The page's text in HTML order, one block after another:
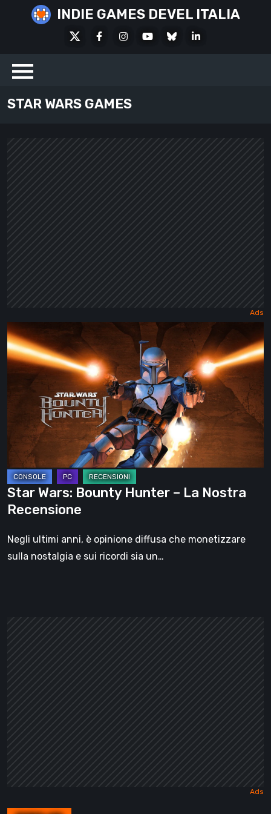
INDIE GAMES DEVEL ITALIA
FacebookInstagramYoutubeBlueskyLinkedIn
STAR WARS GAMES
Star
Wars:
Bounty
Hunter
Nostra
Recensione
Star Wars: Bounty Hunter – La Nostra
Recensione
Negli ultimi anni, è opinione diffusa che monetizzare
sulla nostalgia e sui ricordi sia un…